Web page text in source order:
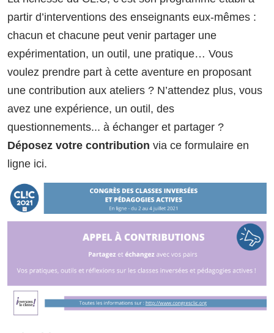
partir d’interventions des enseignants eux-mêmes :
chacun et chacune peut venir partager une
expérimentation, un outil, une pratique… Vous
voulez prendre part à cette aventure en proposant
une contribution aux ateliers ? N’attendez plus, vous
avez une expérience, un outil, des
questionnements... à échanger et partager ?
Déposez votre contribution via ce formulaire en
ligne ici.